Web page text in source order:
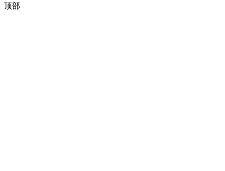
顶部